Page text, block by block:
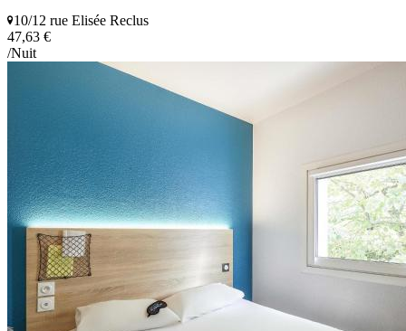
10/12 rue Elisée Reclus
47,63 €
/Nuit